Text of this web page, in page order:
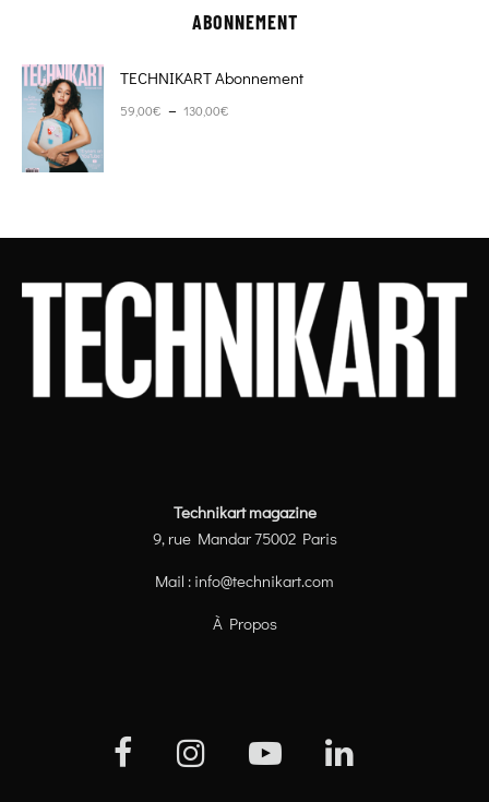
ABONNEMENT
TECHNIKART Abonnement
59,00€ – 130,00€
Technikart magazine
9, rue Mandar 75002 Paris
Mail : info@technikart.com
À Propos